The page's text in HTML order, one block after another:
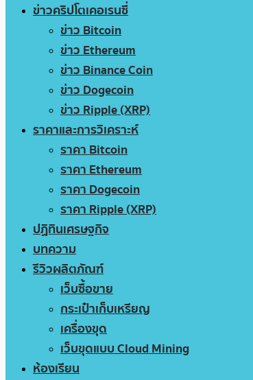
ข่าวคริปโตเคอเรนซี่
ข่าว Bitcoin
ข่าว Ethereum
ข่าว Binance Coin
ข่าว Dogecoin
ข่าว Ripple (XRP)
ราคาและการวิเคราะห์
ราคา Bitcoin
ราคา Ethereum
ราคา Dogecoin
ราคา Ripple (XRP)
ปฏิทินเศรษฐกิจ
บทความ
รีวิวผลิตภัณฑ์
เว็บซื้อขาย
กระเป๋าเก็บเหรียญ
เครื่องขุด
เว็บขุดแบบ Cloud Mining
ห้องเรียน